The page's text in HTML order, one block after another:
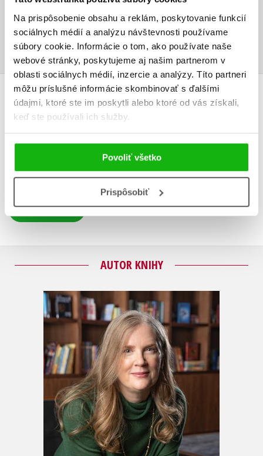
Na prispôsobenie obsahu a reklám, poskytovanie funkcií
sociálnych médií a analýzu návštevnosti používame
súbory cookie. Informácie o tom, ako používate naše
webové stránky, poskytujeme aj našim partnerom v
oblasti sociálnych médií, inzercie a analýzy. Títo partneri
môžu príslušné informácie skombinovať s ďalšími
údajmi, ktoré ste im poskytli alebo ktoré od vás získali,
keď ste používali ich služby.
Povoliť všetko
Prispôsobiť
UŽIVATEĽSKÁ RECENZIA
Žiadne užívateľské hodnotenia nie sú dostupné.
Prihlásiť
AUTOR KNIHY